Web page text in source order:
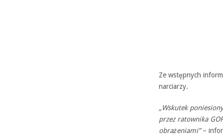
Ze wstępnych
narciarzy.
„Wskutek
przez ratownika
obrażeniami”–